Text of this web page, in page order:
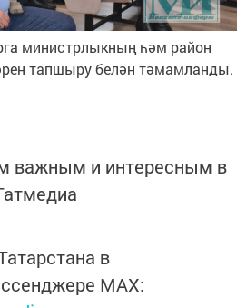
министрлыкның һәм район
тапшыру белән тәмамланды.
важным и интересным в
в
MАХ: